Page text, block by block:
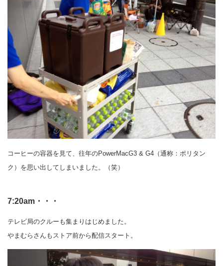
コーヒーの容器を見て、往年のPowerMacG3 & G4（通称：ポリタン
ク）を思い出してしまいました。（笑）
7:20am・・・
テレビ局のクルーも集まりはじめました。
やまむらさんもストア前から配信スタート。